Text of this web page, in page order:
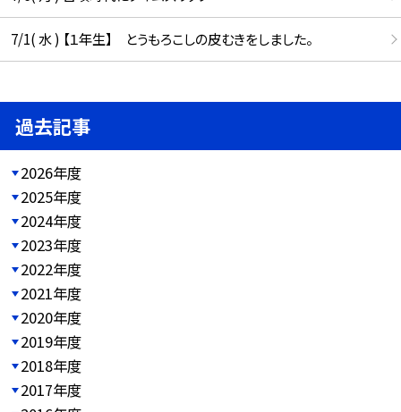
7/1( 水 ) 【１年生】 とうもろこしの皮むきをしました。
過去記事
2026年度
2025年度
2024年度
2023年度
2022年度
2021年度
2020年度
2019年度
2018年度
2017年度